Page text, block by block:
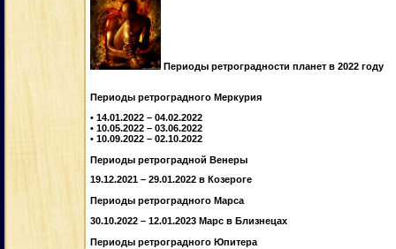
Периоды ретроградности планет в 2022 году
Периоды ретроградного Меркурия
• 14.01.2022 – 04.02.2022
• 10.05.2022 – 03.06.2022
• 10.09.2022 – 02.10.2022
Периоды ретроградной Венеры
19.12.2021 – 29.01.2022 в Козероге
Периоды ретроградного Марса
30.10.2022 – 12.01.2023 Марс в Близнецах
Периоды ретроградного Юпитера